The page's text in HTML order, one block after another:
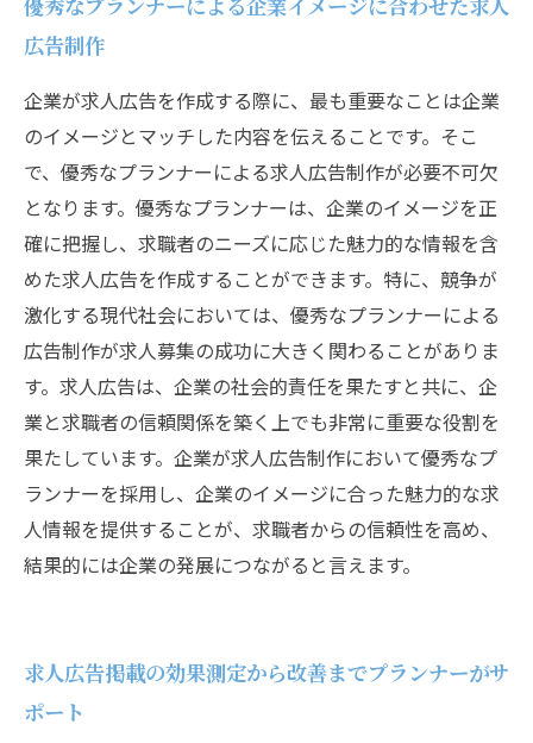
広告制作
企業が求人広告を作成する際に、最も重要なことは企業
のイメージとマッチした内容を伝えることです。そこ
で、優秀なプランナーによる求人広告制作が必要不可欠
となります。優秀なプランナーは、企業のイメージを正
確に把握し、求職者のニーズに応じた魅力的な情報を含
めた求人広告を作成することができます。特に、競争が
激化する現代社会においては、優秀なプランナーによる
広告制作が求人募集の成功に大きく関わることがありま
す。求人広告は、企業の社会的責任を果たすと共に、企
業と求職者の信頼関係を築く上でも非常に重要な役割を
果たしています。企業が求人広告制作において優秀なプ
ランナーを採用し、企業のイメージに合った魅力的な求
人情報を提供することが、求職者からの信頼性を高め、
結果的には企業の発展につながると言えます。
求人広告掲載の効果測定から改善までプランナーがサ
ポート